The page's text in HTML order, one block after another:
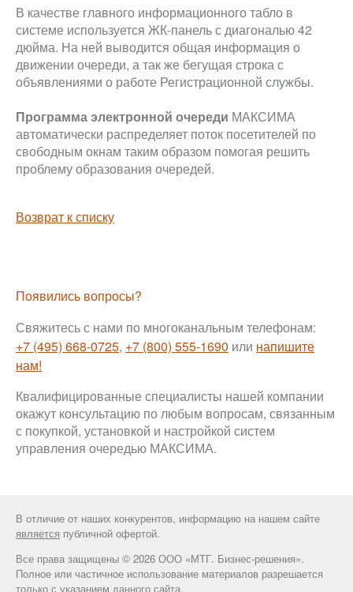
В качестве главного информационного табло в
системе используется ЖК-панель с диагональю 42
дюйма. На ней выводится общая информация о
движении очереди, а так же бегущая строка с
объявлениями о работе Регистрационной службы.
Программа электронной очереди МАКСИМА
автоматически распределяет поток посетителей по
свободным окнам таким образом помогая решить
проблему образования очередей.
Возврат к списку
Появились вопросы?
Свяжитесь с нами по многоканальным телефонам:
+7 (495) 668-0725, +7 (800) 555-1690 или напишите
нам!
Квалифицированные специалисты нашей компании
окажут консультацию по любым вопросам, связанным
с покупкой, установкой и настройкой систем
управления очередью МАКСИМА.
В отличие от наших конкурентов, информацию на нашем сайте
является публичной офертой.
Все права защищены © 2026 ООО «МТГ. Бизнес-решения».
Полное или частичное использование материалов разрешается
только с указанием данного сайта.